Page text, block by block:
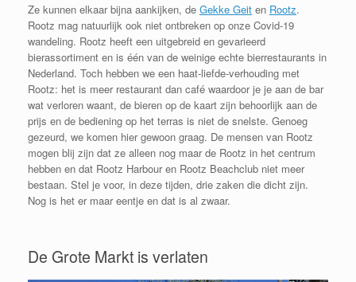
Ze kunnen elkaar bijna aankijken, de Gekke Geit en Rootz.
Rootz mag natuurlijk ook niet ontbreken op onze Covid-19
wandeling. Rootz heeft een uitgebreid en gevarieerd
bierassortiment en is één van de weinige echte bierrestaurants in
Nederland. Toch hebben we een haat-liefde-verhouding met
Rootz: het is meer restaurant dan café waardoor je je aan de bar
wat verloren waant, de bieren op de kaart zijn behoorlijk aan de
prijs en de bediening op het terras is niet de snelste. Genoeg
gezeurd, we komen hier gewoon graag. De mensen van Rootz
mogen blij zijn dat ze alleen nog maar de Rootz in het centrum
hebben en dat Rootz Harbour en Rootz Beachclub niet meer
bestaan. Stel je voor, in deze tijden, drie zaken die dicht zijn.
Nog is het er maar eentje en dat is al zwaar.
De Grote Markt is verlaten